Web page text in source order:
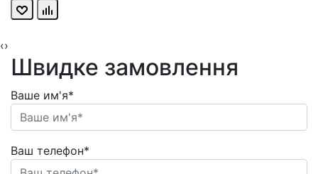
‹›
Швидке замовлення
Ваше им'я*
Ваш телефон*